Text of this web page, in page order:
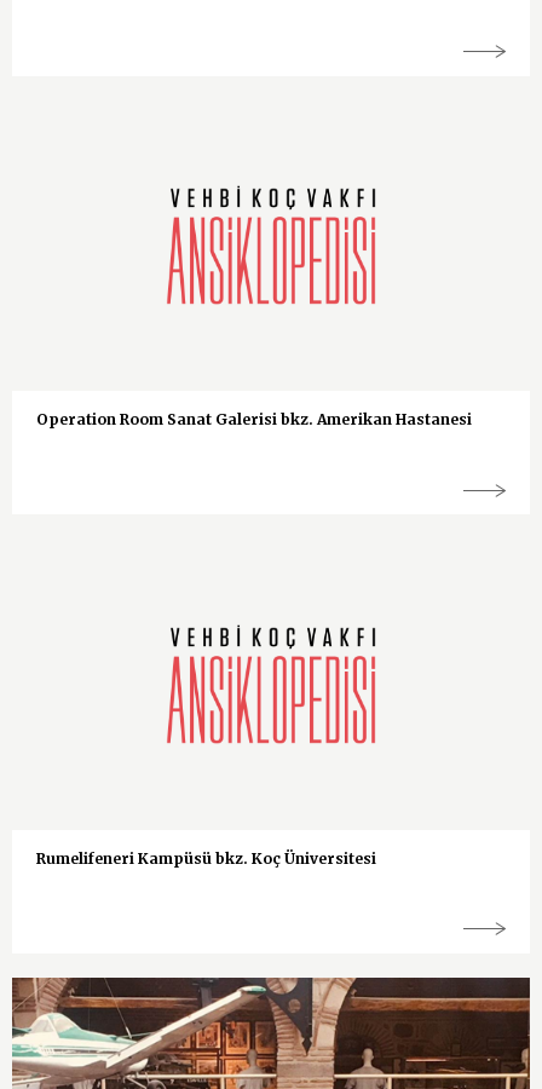
Operation Room Sanat Galerisi bkz. Amerikan Hastanesi
Rumelifeneri Kampüsü bkz. Koç Üniversitesi